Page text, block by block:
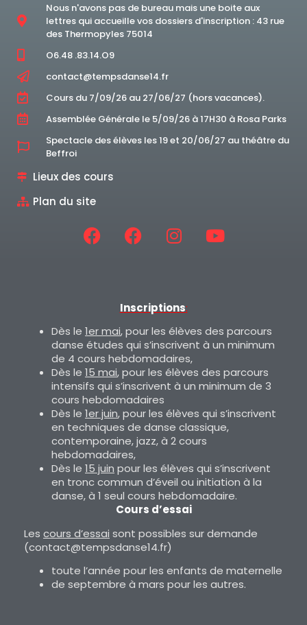
Nous n'avons pas de bureau mais une boite aux
lettres qui accueille vos dossiers d'inscription : 43 rue
des Thermopyles 75014
O6.48 .83.14.O9
contact@tempsdanse14.fr
Cours du 7/09/26 au 27/06/27 (hors vacances).
Assemblée Générale le 5/09/26 à 17H30 à Rosa Parks
Spectacle des élèves les 19 et 20/06/27 au théâtre du
Beffroi
Lieux des cours
Plan du site
Inscriptions:
Dès le 1er mai, pour les élèves des parcours
danse études qui s’inscrivent à un minimum
de 4 cours hebdomadaires,
Dès le 15 mai, pour les élèves des parcours
intensifs qui s’inscrivent à un minimum de 3
cours hebdomadaires
Dès le 1er juin, pour les élèves qui s’inscrivent
en techniques de danse classique,
contemporaine, jazz, à 2 cours
hebdomadaires,
Dès le 15 juin pour les élèves qui s’inscrivent
en tronc commun d’éveil ou initiation à la
danse, à 1 seul cours hebdomadaire.
Cours d’essai
Les cours d’essai sont possibles sur demande
(contact@tempsdanse14.fr)
toute l’année pour les enfants de maternelle
de septembre à mars pour les autres.